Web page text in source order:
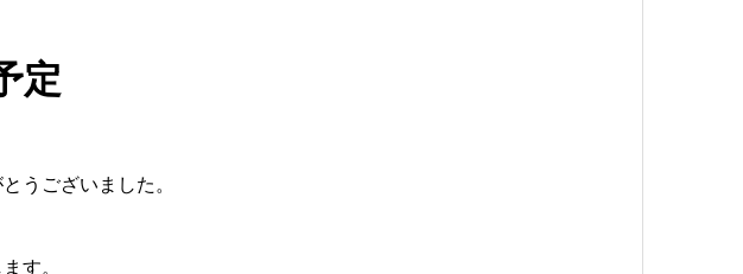
定
うございました。
す。